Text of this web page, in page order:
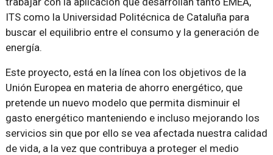
ITS como la Universidad Politécnica de Cataluña para
buscar el equilibrio entre el consumo y la generación de
energía.
Este proyecto, está en la línea con los objetivos de la
Unión Europea en materia de ahorro energético, que
pretende un nuevo modelo que permita disminuir el
gasto energético manteniendo e incluso mejorando los
servicios sin que por ello se vea afectada nuestra calidad
de vida, a la vez que contribuya a proteger el medio